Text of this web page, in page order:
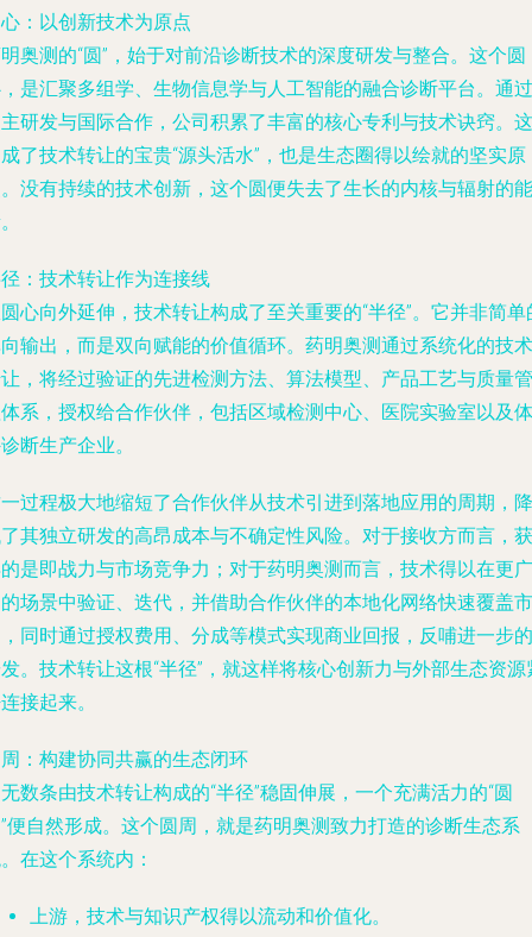
：以创新技术为原点
奥测的“圆”，始于对前沿诊断技术的深度研发与整合。这个圆
是汇聚多组学、生物信息学与人工智能的融合诊断平台。通过
研发与国际合作，公司积累了丰富的核心专利与技术诀窍。这
了技术转让的宝贵“源头活水”，也是生态圈得以绘就的坚实原
没有持续的技术创新，这个圆便失去了生长的内核与辐射的能
：技术转让作为连接线
心向外延伸，技术转让构成了至关重要的“半径”。它并非简单
输出，而是双向赋能的价值循环。药明奥测通过系统化的技术
，将经过验证的先进检测方法、算法模型、产品工艺与质量管
系，授权给合作伙伴，包括区域检测中心、医院实验室以及体
断生产企业。
过程极大地缩短了合作伙伴从技术引进到落地应用的周期，降
其独立研发的高昂成本与不确定性风险。对于接收方而言，获
是即战力与市场竞争力；对于药明奥测而言，技术得以在更广
场景中验证、迭代，并借助合作伙伴的本地化网络快速覆盖市
同时通过授权费用、分成等模式实现商业回报，反哺进一步的
。技术转让这根“半径”，就这样将核心创新力与外部生态资源
接起来。
：构建协同共赢的生态闭环
数条由技术转让构成的“半径”稳固伸展，一个充满活力的“圆
便自然形成。这个圆周，就是药明奥测致力打造的诊断生态系
在这个系统内：
上游 ，技术与知识产权得以流动和价值化。